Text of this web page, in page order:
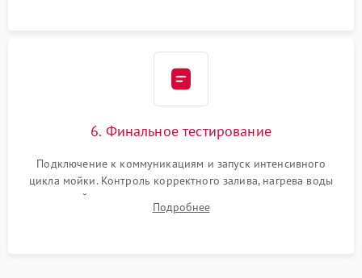
6. Финальное тестирование
Подключение к коммуникациям и запуск интенсивного
цикла мойки. Контроль корректного залива, нагрева воды
до нужной температуры, отсутствия посторонних шумов,
штатного слива и абсолютной сухости в поддоне.
Подробнее